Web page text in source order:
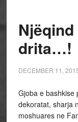
drita…!
DECEMBER 11,
Gjoba e bashkise
dekoratat, sharja
moshuares ne